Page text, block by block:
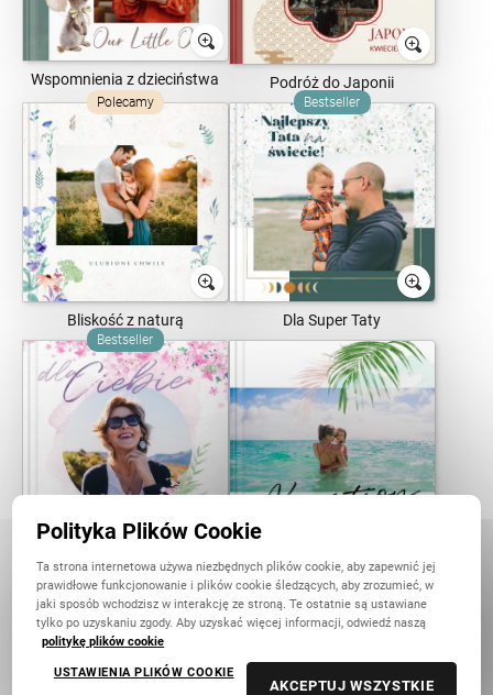
Wspomnienia z dzieciństwa Podróż do Japonii
Polecamy
Bliskość z naturą
Bestseller
Dla Super Taty
Bestseller
Szum fal
Polityka Plików Cookie
Ta strona internetowa używa niezbędnych plików cookie, aby zapewnić jej
prawidłowe funkcjonowanie i plików cookie śledzących, aby zrozumieć, w
jaki sposób wchodzisz w interakcję ze stroną. Te ostatnie są ustawiane
tylko po uzyskaniu zgody. Aby uzyskać więcej informacji, odwiedź naszą
politykę plików cookie
USTAWIENIA PLIKÓW COOKIE
AKCEPTUJ WSZYSTKIE